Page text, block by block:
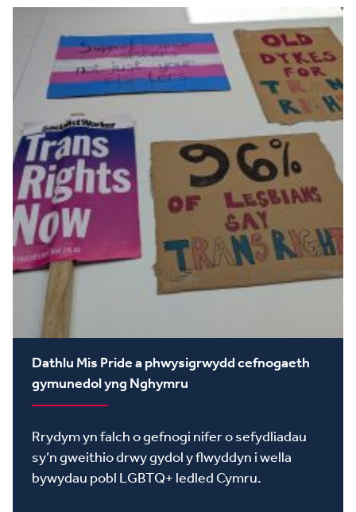
Dathlu Mis Pride a phwysigrwydd cefnogaeth
gymunedol yng Nghymru
Rrydym yn falch o gefnogi nifer o sefydliadau
sy’n gweithio drwy gydol y flwyddyn i wella
bywydau pobl LGBTQ+ ledled Cymru.